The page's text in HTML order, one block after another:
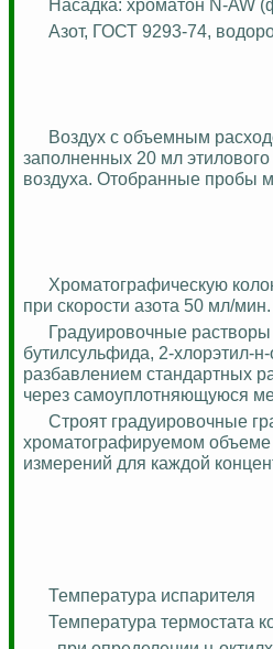
Азот, ГОСТ 9293-74,
Воздух с объемным
заполненных 20 мл
воздуха. Отобранные пробы
Хроматографическую
при скорости азота 50 мл/
Градуировочные
бутилсульфида, 2-хлорэтил-
разбавлением стандартных
через самоуплотняющуюся
Строят градуировочные
хроматографируемом объеме
измерений для каждой
Температура испарителя
Температура термостата